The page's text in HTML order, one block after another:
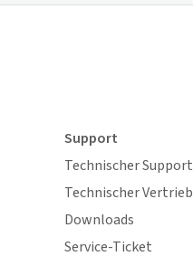
Support
Technischer Support
Technischer Vertrieb
Downloads
Service-Ticket